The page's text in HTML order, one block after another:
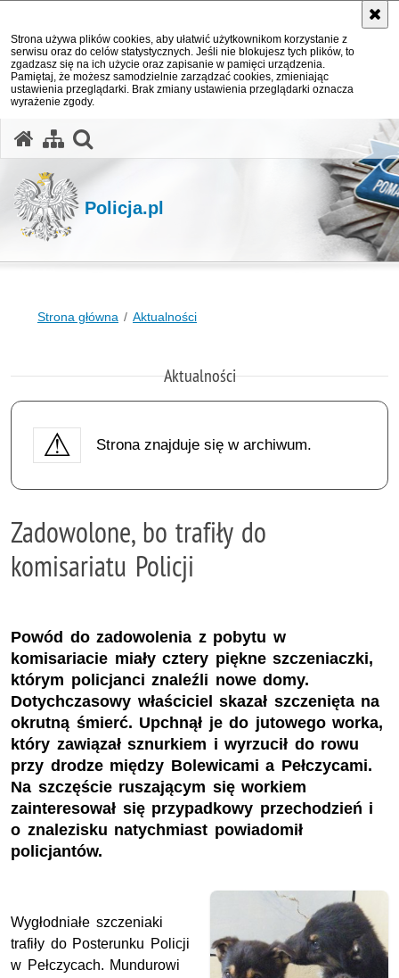
Strona używa plików cookies, aby ułatwić użytkownikom korzystanie z
serwisu oraz do celów statystycznych. Jeśli nie blokujesz tych plików, to
zgadzasz się na ich użycie oraz zapisanie w pamięci urządzenia.
Pamiętaj, że możesz samodzielnie zarządzać cookies, zmieniając
ustawienia przeglądarki. Brak zmiany ustawienia przeglądarki oznacza
wyrażenie zgody.
Policja.pl
Strona główna Aktualności
Aktualności
Strona znajduje się w archiwum.
Zadowolone, bo trafiły do
komisariatu Policji
Powód do zadowolenia z pobytu w
komisariacie miały cztery piękne szczeniaczki,
którym policjanci znaleźli nowe domy.
Dotychczasowy właściciel skazał szczenięta na
okrutną śmierć. Upchnął je do jutowego worka,
który zawiązał sznurkiem i wyrzucił do rowu
przy drodze między Bolewicami a Pełczycami.
Na szczęście ruszającym się workiem
zainteresował się przypadkowy przechodzień i
o znalezisku natychmiast powiadomił
policjantów.
Wygłodniałe szczeniaki
trafiły do Posterunku Policji
w Pełczycach. Mundurowi